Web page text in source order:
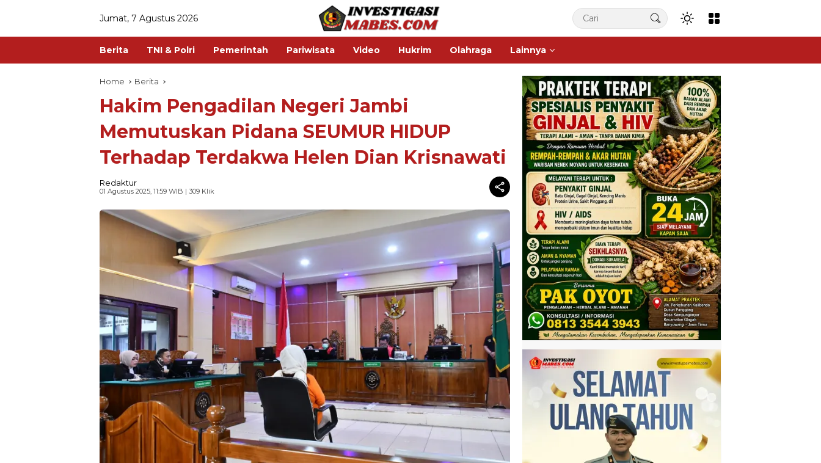
Jumat, 7 Agustus 2026
Berita TNI & Polri Pemerintah Pariwisata Video Hukrim Olahraga Lainnya
Home Berita
Hakim Pengadilan Negeri Jambi
Memutuskan Pidana SEUMUR HIDUP
Terhadap Terdakwa Helen Dian Krisnawati
Redaktur
01 Agustus 2025, 11:59 WIB | 309 Klik